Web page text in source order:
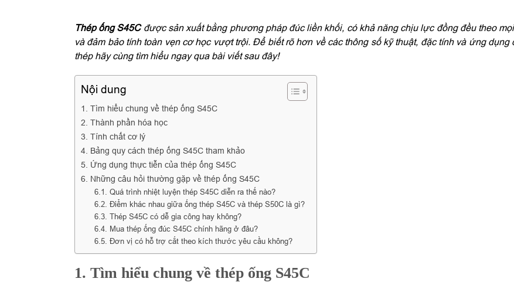
Thép ống S45Cđược sản xuất bằng phương pháp đúc liền khối, có khả năng chịu lực đồng đều theo
và đảm bảo tính toàn vẹn cơ học vượt trội. Để biết rõ hơn về các thông số kỹ thuật, đặc tính và ứng dụng
thép hãy cùng tìm hiểu ngay qua bài viết sau đây!
Nội dung
1. Tìm hiểu chung về thép ống S45C
2. Thành phần hóa học
3. Tính chất cơ lý
4. Bảng quy cách thép ống S45C tham khảo
5. Ứng dụng thực tiễn của thép ống S45C
6. Những câu hỏi thường gặp về thép ống S45C
6.1. Quá trình nhiệt luyện thép S45C diễn ra thế nào?
6.2. Điểm khác nhau giữa ống thép S45C và thép S50C là gì?
6.3. Thép S45C có dễ gia công hay không?
6.4. Mua thép ống đúc S45C chính hãng ở đâu?
6.5. Đơn vị có hỗ trợ cắt theo kích thước yêu cầu không?
1. Tìm hiểu chung về thép ống S45C